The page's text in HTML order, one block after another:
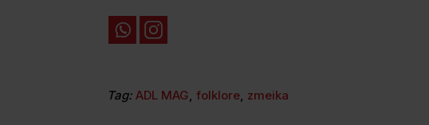
Tag: ADL MAG,folklore, zmeika